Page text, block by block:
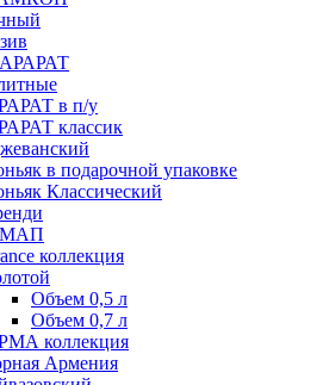
АРАРАТ
в п/у
классик
в подарочной упаковке
Классический
МАП
коллекция
Объем 0,5 л
Объем 0,7 л
коллекция
Армения